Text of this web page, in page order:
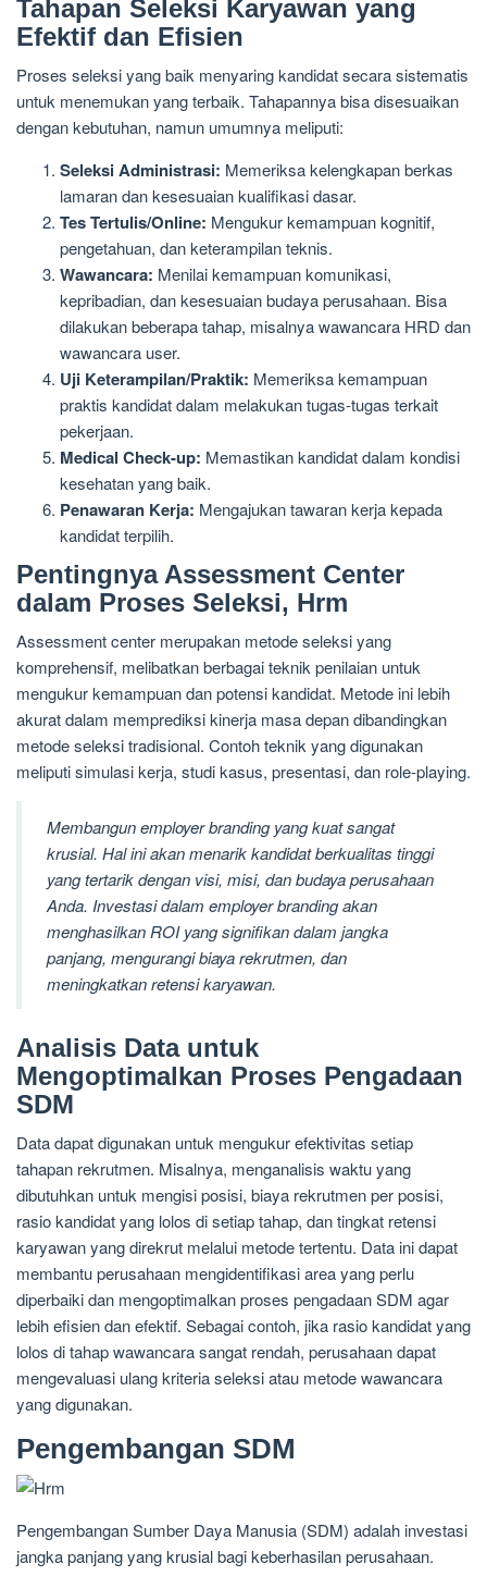
Tahapan Seleksi Karyawan yang
Efektif dan Efisien
Proses seleksi yang baik menyaring kandidat secara sistematis
untuk menemukan yang terbaik. Tahapannya bisa disesuaikan
dengan kebutuhan, namun umumnya meliputi:
Seleksi Administrasi: Memeriksa kelengkapan berkas
lamaran dan kesesuaian kualifikasi dasar.
Tes Tertulis/Online: Mengukur kemampuan kognitif,
pengetahuan, dan keterampilan teknis.
Wawancara: Menilai kemampuan komunikasi,
kepribadian, dan kesesuaian budaya perusahaan. Bisa
dilakukan beberapa tahap, misalnya wawancara HRD dan
wawancara user.
Uji Keterampilan/Praktik: Memeriksa kemampuan
praktis kandidat dalam melakukan tugas-tugas terkait
pekerjaan.
Medical Check-up: Memastikan kandidat dalam kondisi
kesehatan yang baik.
Penawaran Kerja: Mengajukan tawaran kerja kepada
kandidat terpilih.
Pentingnya Assessment Center
dalam Proses Seleksi, Hrm
Assessment center merupakan metode seleksi yang
komprehensif, melibatkan berbagai teknik penilaian untuk
mengukur kemampuan dan potensi kandidat. Metode ini lebih
akurat dalam memprediksi kinerja masa depan dibandingkan
metode seleksi tradisional. Contoh teknik yang digunakan
meliputi simulasi kerja, studi kasus, presentasi, dan role-playing.
Membangun employer branding yang kuat sangat
krusial. Hal ini akan menarik kandidat berkualitas tinggi
yang tertarik dengan visi, misi, dan budaya perusahaan
Anda. Investasi dalam employer branding akan
menghasilkan ROI yang signifikan dalam jangka
panjang, mengurangi biaya rekrutmen, dan
meningkatkan retensi karyawan.
Analisis Data untuk
Mengoptimalkan Proses Pengadaan
SDM
Data dapat digunakan untuk mengukur efektivitas setiap
tahapan rekrutmen. Misalnya, menganalisis waktu yang
dibutuhkan untuk mengisi posisi, biaya rekrutmen per posisi,
rasio kandidat yang lolos di setiap tahap, dan tingkat retensi
karyawan yang direkrut melalui metode tertentu. Data ini dapat
membantu perusahaan mengidentifikasi area yang perlu
diperbaiki dan mengoptimalkan proses pengadaan SDM agar
lebih efisien dan efektif. Sebagai contoh, jika rasio kandidat yang
lolos di tahap wawancara sangat rendah, perusahaan dapat
mengevaluasi ulang kriteria seleksi atau metode wawancara
yang digunakan.
Pengembangan SDM
Pengembangan Sumber Daya Manusia (SDM) adalah investasi
jangka panjang yang krusial bagi keberhasilan perusahaan.